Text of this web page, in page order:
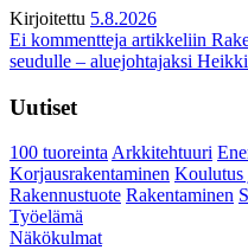
Kirjoitettu 5.8.2026
Ei kommentteja artikkeliin
seudulle – aluejohtajaksi
Uutiset
100 tuoreintaArkkitehtuuri
Korjausrakentaminen Koulutus
Rakennustuote Rakentaminen
Työelämä
Näkökulmat